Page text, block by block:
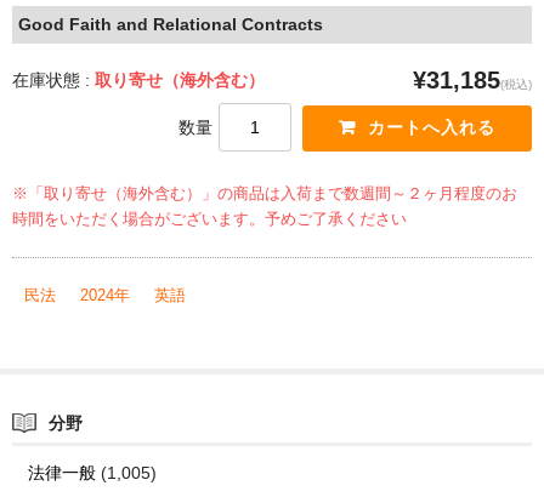
Good Faith and Relational Contracts
在庫状態 : 取り寄せ（海外含む） ¥31,185(税込)
数量
※「取り寄せ（海外含む）」の商品は入荷まで数週間～２ヶ月程度のお
時間をいただく場合がございます。予めご了承ください
民法 2024年 英語
分野
法律一般(1,005)